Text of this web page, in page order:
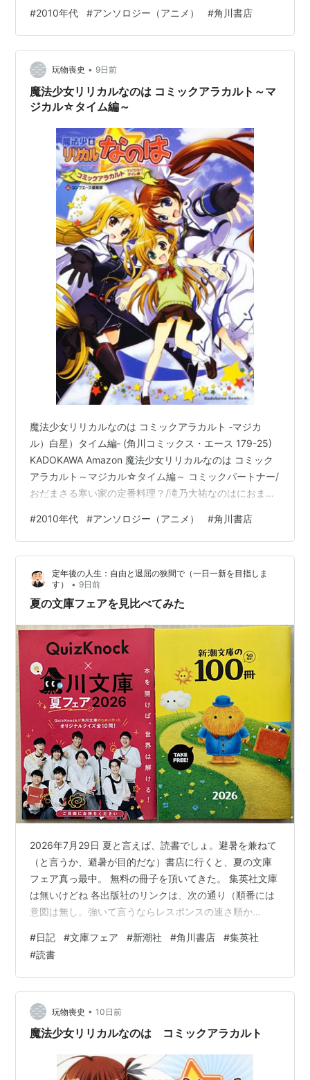
の怪談/ねことうふシスター家出する～The Catcher in
the Lily/月島マコトfeeling world/稀周悠希・黒井みめい
元気一杯！/タマゴルビーInvolving the happiness/貴島煉
瓦Welcome to YAGAMI/若林…
#2010年代 #アンソロジー（アニメ） #角川書店
玩物喪史 • 9日前
魔法少女リリカルなのは コミックアラカルト～マ
ジカル☆タイム編～
魔法少女リリカルなのは コミックアラカルト ‐マジカ
ル）白星）タイム編‐ (角川コミックス・エース 179-25)
KADOKAWA Amazon 魔法少女リリカルなのは コミック
アラカルト～マジカル☆タイム編～ コミックパートナー/
おだまさる寒い家の定番料理？/滝乃大祐なのはにおまか
希・黒井みめい意外な襲撃者/くるそへ恋と魔法/流民ナカ
ジマサポーターズ/麻枝一樹スニーキング・ミッション/若
林まこと昼下がりの事件簿/ねことうふMPB～Married
Person Beam～/貴島煉瓦ある夜の出来事/そらったまフ
ァンシー・ハリー…
#2010年代 #アンソロジー（アニメ） #角川書店
定年後の人生：自由と退屈の狭間で（一日一新を目指しま
す）
• 9日前
夏の文庫フェアを見比べてみた
2026年7月29日 夏と言えば、読書でしょ。避暑を兼ねて
（と言うか、避暑が目的だな）書店に行くと、夏の文庫
フェア真っ最中。 無料の冊子を頂いてきた。 集英社文庫
は無いけどね 各出版社のリンクは、次の通り（順番には
意図は無し。強いて言うならレスポンスの速さ順か
新潮社と角川文庫を眺めて、大きな違い。新潮社は伝統
的と言うか…。海外作者も多い。 新潮社の編著者名リス
ト。海外作家が多い。恩田陸、町田そのこが3作品。 一
方、角川文庫は、東野圭吾の突出ぶり。ひとりで５作
品。（ご冥福をお祈り申し上げます） 東野…
#日記 #文庫フェア #新潮社 #角川書店 #集英社
#読書
玩物喪史 • 10日前
魔法少女リリカルなのは コミックアラカルト